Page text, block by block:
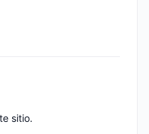
sitio.